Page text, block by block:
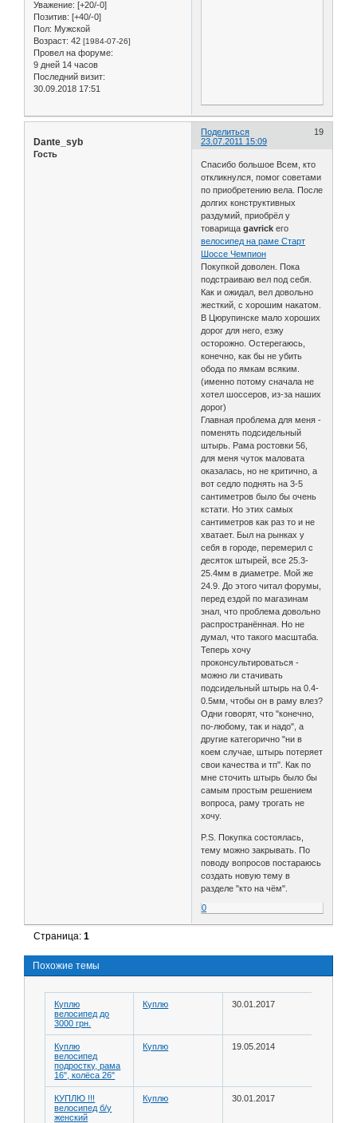
Уважение: [+20/-0]
Позитив: [+40/-0]
Пол: Мужской
Возраст: 42 [1984-07-26]
Провел на форуме:
9 дней 14 часов
Последний визит:
30.09.2018 17:51
Поделиться
19
23.07.2011 15:09
Dante_syb
Гость
Спасибо большое Всем, кто
откликнулся, помог советами
по приобретению вела. После
долгих конструктивных
раздумий, приобрёл у
товарищаgavrick его
велосипед на раме Старт
Шоссе Чемпион
Покупкой доволен. Пока
подстраиваю вел под себя.
Как и ожидал, вел довольно
жесткий, с хорошим накатом.
В Цюрупинске мало хороших
дорог для него, езжу
осторожно. Остерегаюсь,
конечно, как бы не убить
обода по ямкам всяким.
(именно потому сначала не
хотел шоссеров, из-за наших
дорог)
Главная проблема для меня -
поменять подсидельный
штырь. Рама ростовки 56,
для меня чуток маловата
оказалась, но не критично, а
вот седло поднять на 3-5
сантиметров было бы очень
кстати. Но этих самых
сантиметров как раз то и не
хватает. Был на рынках у
себя в городе, перемерил с
десяток штырей, все 25.3-
25.4мм в диаметре. Мой же
24.9. До этого читал форумы,
перед ездой по магазинам
знал, что проблема довольно
распространённая. Но не
думал, что такого масштаба.
Теперь хочу
проконсультироваться -
можно ли стачивать
подсидельный штырь на 0.4-
0.5мм, чтобы он в раму влез?
Одни говорят, что "конечно,
по-любому, так и надо", а
другие категорично "ни в
коем случае, штырь потеряет
свои качества и тп". Как по
мне сточить штырь было бы
самым простым решением
вопроса, раму трогать не
хочу.
P.S. Покупка состоялась,
тему можно закрывать. По
поводу вопросов постараюсь
создать новую тему в
разделе "кто на чём".
0
Страница:1
Похожие темы
Куплю
велосипед до
3000 грн.
Куплю 30.01.2017
Куплю
велосипед
подростку, рама
16", колёса 26"
Куплю 19.05.2014
КУПЛЮ !!!
велосипед б/у
женский
Куплю 30.01.2017